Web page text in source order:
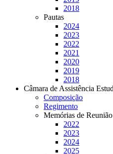
2018
Pautas
2024
2023
2022
2021
2020
2019
2018
Câmara de Assistência
Composição
Regimento
Memórias de Reunião
2022
2023
2024
2025